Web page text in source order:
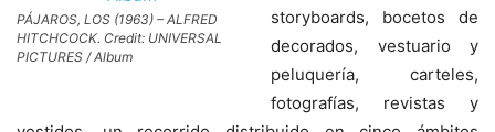
PÁJAROS, LOS (1963) – ALFRED
HITCHCOCK. Credit: UNIVERSAL
PICTURES / Album
storyboards, bocetos de
decorados, vestuario y
peluquería, carteles,
fotografías, revistas y